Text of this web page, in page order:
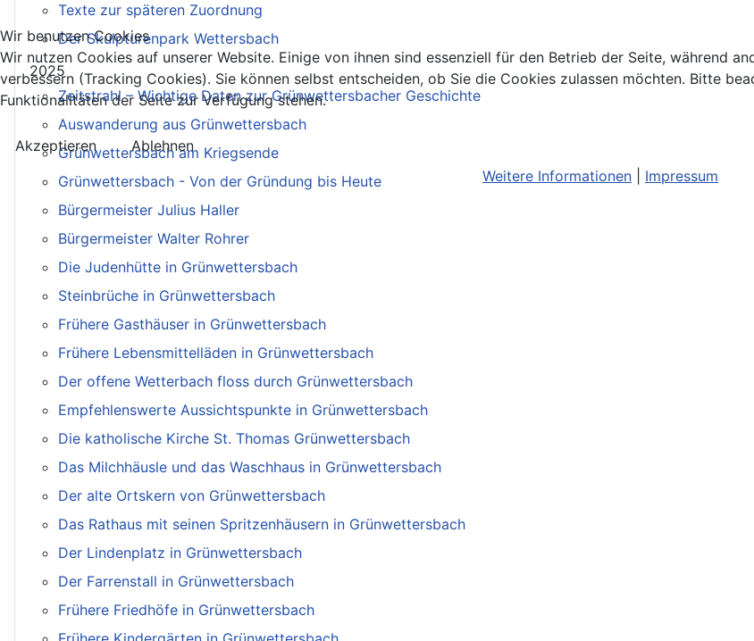
Texte zur späteren Zuordnung
Der Skulpturenpark Wettersbach
2025
Zeitstrahl – Wichtige Daten zur Grünwettersbacher Geschichte
Auswanderung aus Grünwettersbach
Grünwettersbach am Kriegsende
Grünwettersbach - Von der Gründung bis Heute
Bürgermeister Julius Haller
Bürgermeister Walter Rohrer
Die Judenhütte in Grünwettersbach
Steinbrüche in Grünwettersbach
Frühere Gasthäuser in Grünwettersbach
Frühere Lebensmittelläden in Grünwettersbach
Der offene Wetterbach floss durch Grünwettersbach
Empfehlenswerte Aussichtspunkte in Grünwettersbach
Die katholische Kirche St. Thomas Grünwettersbach
Das Milchhäusle und das Waschhaus in Grünwettersbach
Der alte Ortskern von Grünwettersbach
Das Rathaus mit seinen Spritzenhäusern in Grünwettersbach
Der Lindenplatz in Grünwettersbach
Der Farrenstall in Grünwettersbach
Frühere Friedhöfe in Grünwettersbach
Wir benutzen Cookies
Wir nutzen Cookies auf unserer Website. Einige von ihnen sind essenziell für den Betrieb der Seite, während
verbessern (Tracking Cookies). Sie können selbst entscheiden, ob Sie die Cookies zulassen möchten. Bitte
Funktionalitäten der Seite zur Verfügung stehen.
Akzeptieren
Ablehnen
Weitere Informationen
Impressum